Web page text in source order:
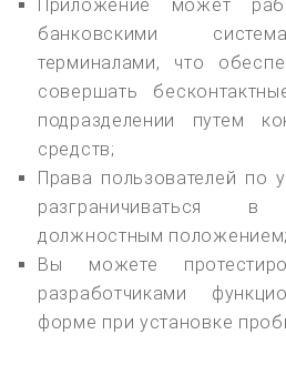
Приложение может
банковскими
терминалами, что
совершать
подразделении путем
средств;
Права пользователей по
разграничиваться
должностным положением;
Вы можете
разработчиками
форме при установке